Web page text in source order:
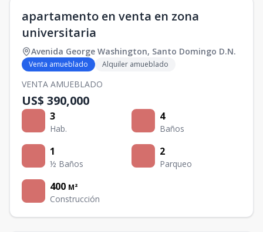
apartamento en venta en zona
universitaria
Avenida George Washington, Santo Domingo D.N.
Venta amueblado Alquiler amueblado
VENTA AMUEBLADO
US$ 390,000
3
Hab.
4
Baños
1
½ Baños
2
Parqueo
400 M²
Construcción